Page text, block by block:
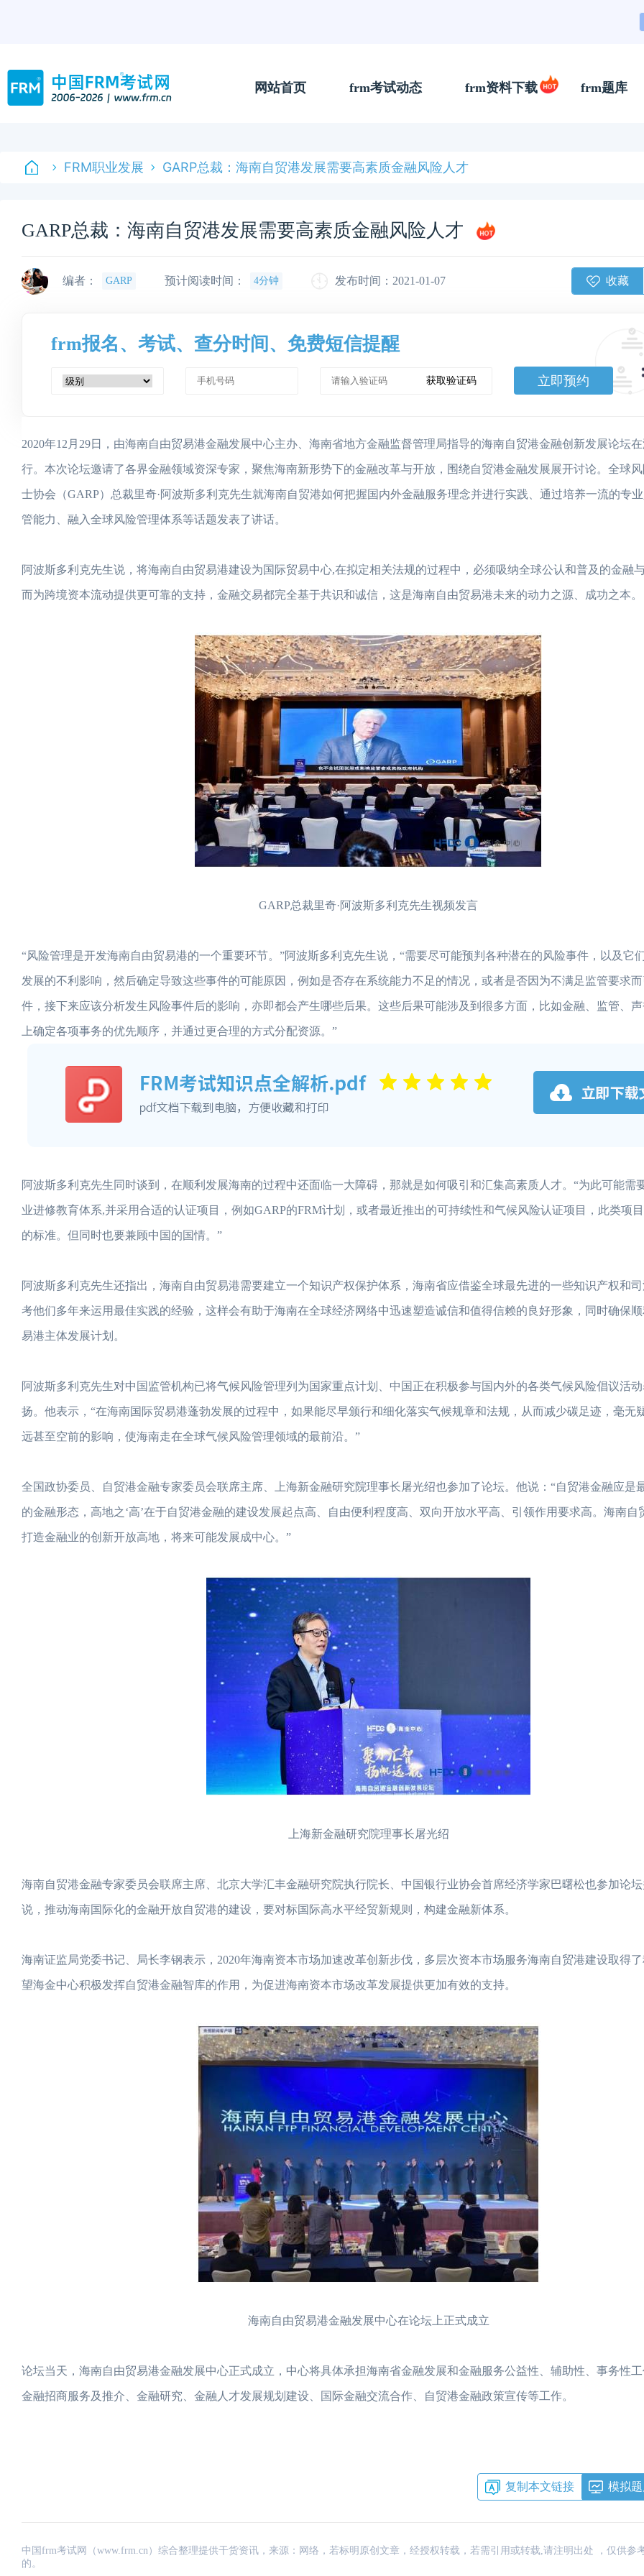
网站首页 frm考试动态 frm资料下载 frm题库
FRM职业发展 GARP总裁：海南自贸港发展需要高素质金融风险人才
GARP总裁：海南自贸港发展需要高素质金融风险人才
编者： GARP 预计阅读时间： 4分钟 发布时间：2021-01-07 收藏
frm报名、考试、查分时间、免费短信提醒
获取验证码 立即预约
2020年12月29日，由海南自由贸易港金融发展中心主办、海南省地方金融监督管理局指导的海南自贸港金融创新发展论坛
行。本次论坛邀请了各界金融领域资深专家，聚焦海南新形势下的金融改革与开放，围绕自贸港金融发展展开讨论。全球风
士协会（GARP）总裁里奇·阿波斯多利克先生就海南自贸港如何把握国内外金融服务理念并进行实践、通过培养一流的专
管能力、融入全球风险管理体系等话题发表了讲话。
阿波斯多利克先生说，将海南自由贸易港建设为国际贸易中心,在拟定相关法规的过程中，必须吸纳全球公认和普及的金融
而为跨境资本流动提供更可靠的支持，金融交易都完全基于共识和诚信，这是海南自由贸易港未来的动力之源、成功之本。
GARP总裁里奇·阿波斯多利克先生视频发言
“风险管理是开发海南自由贸易港的一个重要环节。”阿波斯多利克先生说，“需要尽可能预判各种潜在的风险事件，以及它
发展的不利影响，然后确定导致这些事件的可能原因，例如是否存在系统能力不足的情况，或者是否因为不满足监管要求
件，接下来应该分析发生风险事件后的影响，亦即都会产生哪些后果。这些后果可能涉及到很多方面，比如金融、监管、
上确定各项事务的优先顺序，并通过更合理的方式分配资源。”
阿波斯多利克先生同时谈到，在顺利发展海南的过程中还面临一大障碍，那就是如何吸引和汇集高素质人才。“为此可能需
业进修教育体系,并采用合适的认证项目，例如GARP的FRM计划，或者最近推出的可持续性和气候风险认证项目，此类项
的标准。但同时也要兼顾中国的国情。”
阿波斯多利克先生还指出，海南自由贸易港需要建立一个知识产权保护体系，海南省应借鉴全球最先进的一些知识产权和
考他们多年来运用最佳实践的经验，这样会有助于海南在全球经济网络中迅速塑造诚信和值得信赖的良好形象，同时确保
易港主体发展计划。
阿波斯多利克先生对中国监管机构已将气候风险管理列为国家重点计划、中国正在积极参与国内外的各类气候风险倡议活
扬。他表示，“在海南国际贸易港蓬勃发展的过程中，如果能尽早颁行和细化落实气候规章和法规，从而减少碳足迹，毫无
远甚至空前的影响，使海南走在全球气候风险管理领域的最前沿。”
全国政协委员、自贸港金融专家委员会联席主席、上海新金融研究院理事长屠光绍也参加了论坛。他说：“自贸港金融应是
的金融形态，高地之‘高’在于自贸港金融的建设发展起点高、自由便利程度高、双向开放水平高、引领作用要求高。海南自
打造金融业的创新开放高地，将来可能发展成中心。”
上海新金融研究院理事长屠光绍
海南自贸港金融专家委员会联席主席、北京大学汇丰金融研究院执行院长、中国银行业协会首席经济学家巴曙松也参加论
说，推动海南国际化的金融开放自贸港的建设，要对标国际高水平经贸新规则，构建金融新体系。
海南证监局党委书记、局长李钢表示，2020年海南资本市场加速改革创新步伐，多层次资本市场服务海南自贸港建设取得
望海金中心积极发挥自贸港金融智库的作用，为促进海南资本市场改革发展提供更加有效的支持。
海南自由贸易港金融发展中心在论坛上正式成立
论坛当天，海南自由贸易港金融发展中心正式成立，中心将具体承担海南省金融发展和金融服务公益性、辅助性、事务性
金融招商服务及推介、金融研究、金融人才发展规划建设、国际金融交流合作、自贸港金融政策宣传等工作。
复制本文链接 模拟
中国frm考试网（www.frm.cn）综合整理提供干货资讯，来源：网络，若标明原创文章，经授权转载，若需引用或转载,请注明出处 ，仅供参
的。
2023年FRM考试安排汇总篇
FRM考试知识点：特雷诺比率
FRM考试知识点：马科维茨有效前沿
2023年FRM报名考
FRM考试时间详情